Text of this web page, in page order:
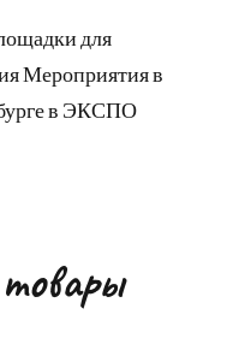
для
Мероприятия в
в ЭКСПО